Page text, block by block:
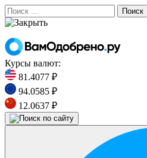
Поиск
Курсы валют:
81.4077 ₽
94.0585 ₽
12.0637 ₽